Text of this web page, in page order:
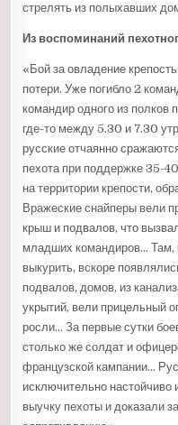
стрелять из полыхавших
Из воспоминаний
«Бой за овладение
потери. Уже погибло 2
командир одного из полков
где-то между 5.30 и 7.30
русские отчаянно
пехота при поддержке 35-
на территории крепости,
Вражеские снайперы вели
крыш и подвалов, что
младших командиров… Там,
выкурить, вскоре
подвалов, домов, из
укрытий, вели прицельный
росли… За первые сутки
столько же солдат и
французской кампании…
исключительно настойчиво
выучку пехоты и доказали